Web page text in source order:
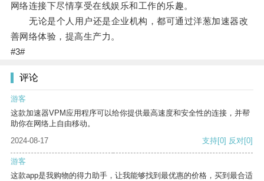
网络连接下尽情享受在线娱乐和工作的乐趣。
无论是个人用户还是企业机构，都可通过洋葱加速器改
善网络体验，提高生产力。
#3#
评论
游客
这款加速器VPM应用程序可以给你提供最高速度和安全性的连接，并帮
助你在网络上自由移动。
2024-08-17
支持[0] 反对[0]
游客
这款app是我购物的得力助手，让我能够找到最优惠的价格，买到最合适